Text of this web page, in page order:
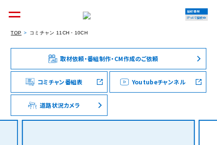
個人のお客様 集合住宅オーナーの方
法人のお客様 料金シミュレーション
接続情報
IPv4で接続中
TOP コミチャン 11CH・10CH
取材依頼・番組制作・CM作成のご依頼
コミチャン番組表 Youtubeチャンネル
道路状況カメラ